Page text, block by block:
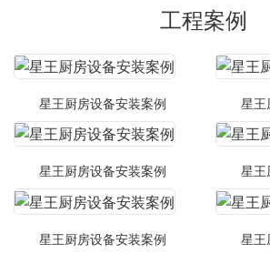
工程案例
星王厨房设备安装案例 星王
星王厨房设备安装案例 星王
星王厨房设备安装案例 星王